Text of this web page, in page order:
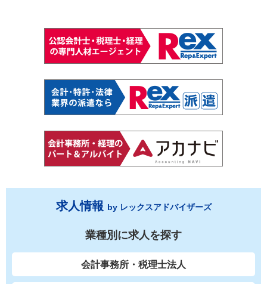
求人情報 by レックスアドバイザーズ
業種別に求人を探す
会計事務所・税理士法人